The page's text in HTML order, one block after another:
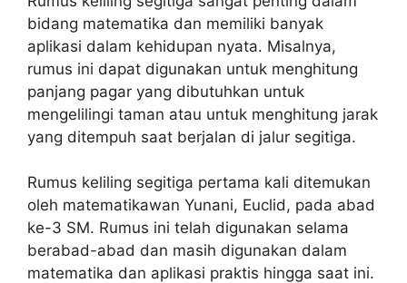
bidang matematika dan memiliki banyak
aplikasi dalam kehidupan nyata. Misalnya,
rumus ini dapat digunakan untuk menghitung
panjang pagar yang dibutuhkan untuk
mengelilingi taman atau untuk menghitung jarak
yang ditempuh saat berjalan di jalur segitiga.
Rumus keliling segitiga pertama kali ditemukan
oleh matematikawan Yunani, Euclid, pada abad
ke-3 SM. Rumus ini telah digunakan selama
berabad-abad dan masih digunakan dalam
matematika dan aplikasi praktis hingga saat ini.